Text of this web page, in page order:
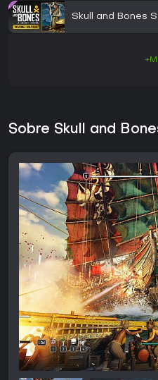
Skull and Bones
Sobre Skull and